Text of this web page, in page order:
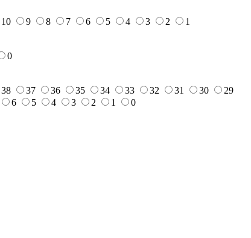
10 9 8 7 6 5 4 3 2 1
0
38 37 36 35 34 33 32 31 30
29
6 5 4 3 2 1 0